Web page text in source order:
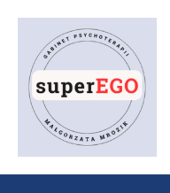
content